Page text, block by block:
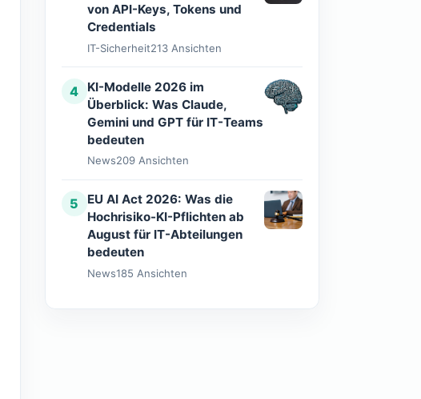
von API-Keys, Tokens und
Credentials
IT-Sicherheit213 Ansichten
4
KI-Modelle 2026 im
Überblick: Was Claude,
Gemini und GPT für IT-Teams
bedeuten
News209 Ansichten
5
EU AI Act 2026: Was die
Hochrisiko-KI-Pflichten ab
August für IT-Abteilungen
bedeuten
News185 Ansichten